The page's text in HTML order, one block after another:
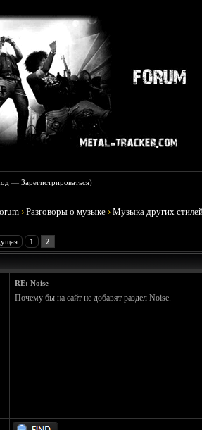
—Зарегистрироваться)
›Разговоры о музыке ›Музыка других
1 2
RE: Noise
Почему бы на сайт не добавят раздел Noise.